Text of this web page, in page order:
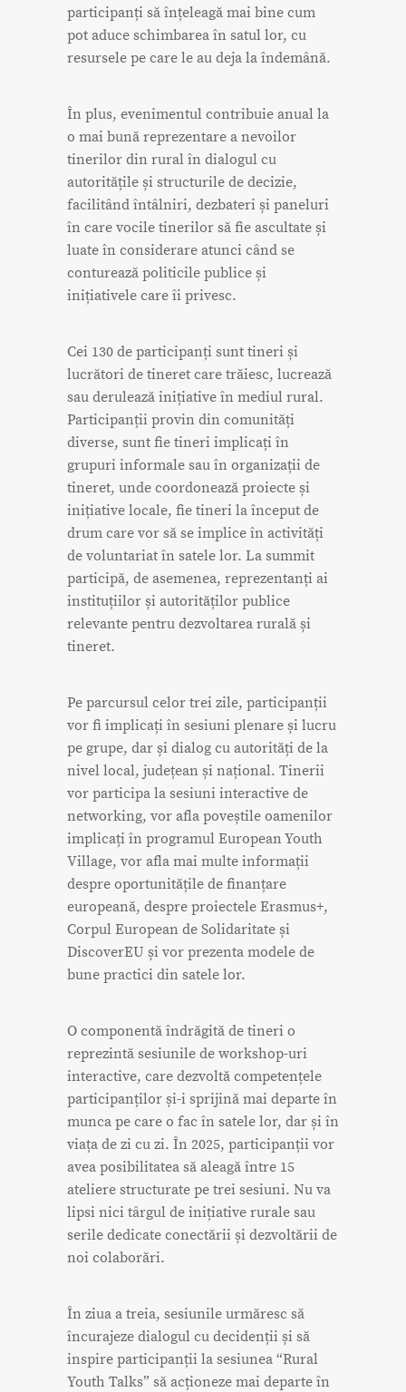
participanți să înțeleagă mai bine cum
pot aduce schimbarea în satul lor, cu
resursele pe care le au deja la îndemână.
În plus, evenimentul contribuie anual la
o mai bună reprezentare a nevoilor
tinerilor din rural în dialogul cu
autoritățile și structurile de decizie,
facilitând întâlniri, dezbateri și paneluri
în care vocile tinerilor să fie ascultate și
luate în considerare atunci când se
conturează politicile publice și
inițiativele care îi privesc.
Cei 130 de participanți sunt tineri și
lucrători de tineret care trăiesc, lucrează
sau derulează inițiative în mediul rural.
Participanții provin din comunități
diverse, sunt fie tineri implicați în
grupuri informale sau în organizații de
tineret, unde coordonează proiecte și
inițiative locale, fie tineri la început de
drum care vor să se implice în activități
de voluntariat în satele lor. La summit
participă, de asemenea, reprezentanți ai
instituțiilor și autorităților publice
relevante pentru dezvoltarea rurală și
tineret.
Pe parcursul celor trei zile, participanții
vor fi implicați în sesiuni plenare și lucru
pe grupe, dar și dialog cu autorități de la
nivel local, județean și național. Tinerii
vor participa la sesiuni interactive de
networking, vor afla poveștile oamenilor
implicați în programul European Youth
Village, vor afla mai multe informații
despre oportunitățile de finanțare
europeană, despre proiectele Erasmus+,
Corpul European de Solidaritate și
DiscoverEU și vor prezenta modele de
bune practici din satele lor.
O componentă îndrăgită de tineri o
reprezintă sesiunile de workshop-uri
interactive, care dezvoltă competențele
participanților și-i sprijină mai departe în
munca pe care o fac în satele lor, dar și în
viața de zi cu zi. În 2025, participanții vor
avea posibilitatea să aleagă între 15
ateliere structurate pe trei sesiuni. Nu va
lipsi nici târgul de inițiative rurale sau
serile dedicate conectării și dezvoltării de
noi colaborări.
În ziua a treia, sesiunile urmăresc să
încurajeze dialogul cu decidenții și să
inspire participanții la sesiunea “Rural
Youth Talks” să acționeze mai departe în